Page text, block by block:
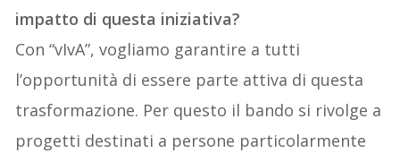
impatto di questa iniziativa?
Con “vIvA”, vogliamo garantire a tutti
l’opportunità di essere parte attiva di questa
trasformazione. Per questo il bando si rivolge a
progetti destinati a persone particolarmente